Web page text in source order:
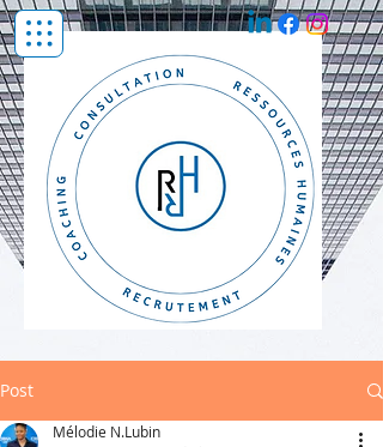
Post
Mélodie N.Lubin